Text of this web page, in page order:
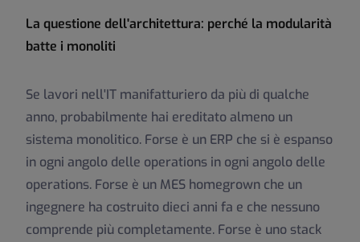
La questione dell'architettura: perché la modularità
batte i monoliti
Se lavori nell'IT manifatturiero da più di qualche
anno, probabilmente hai ereditato almeno un
sistema monolitico. Forse è un ERP che si è espanso
in ogni angolo delle operations in ogni angolo delle
operations. Forse è un MES homegrown che un
ingegnere ha costruito dieci anni fa e che nessuno
comprende più completamente. Forse è uno stack